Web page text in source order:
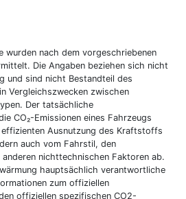
wurden nach dem vorgeschriebenen
Die Angaben beziehen sich nicht
und sind nicht Bestandteil des
Vergleichszwecken zwischen
Der tatsächliche
CO₂-Emissionen eines Fahrzeugs
Ausnutzung des Kraftstoffs
auch vom Fahrstil, den
nichttechnischen Faktoren ab.
hauptsächlich verantwortliche
zum offiziellen
offiziellen spezifischen CO2-